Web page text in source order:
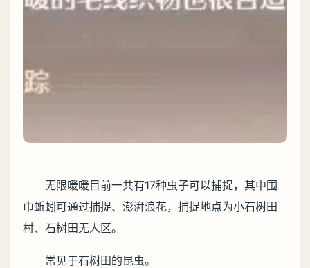
无限暖暖目前一共有17种虫子可以捕捉，其中围
巾蚯蚓可通过捕捉、澎湃浪花，捕捉地点为小石树田
村、石树田无人区。
常见于石树田的昆虫。